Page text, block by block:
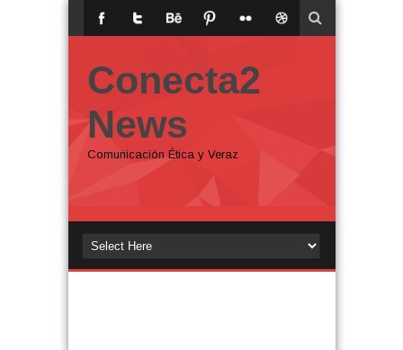
Conecta2
News
Comunicación Ética y Veraz